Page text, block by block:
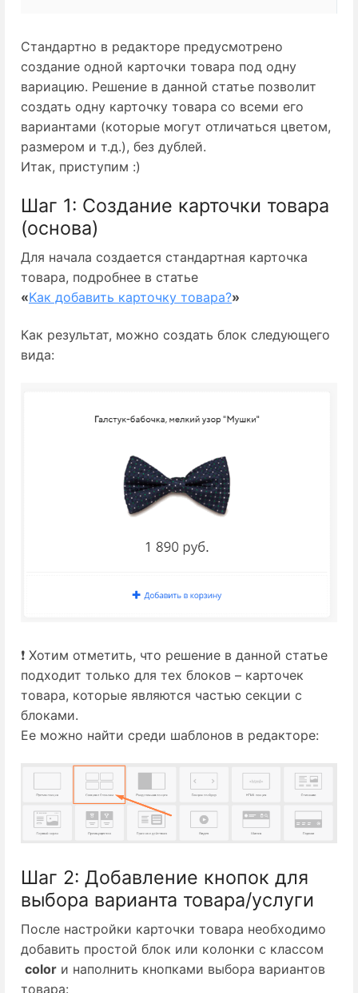
Стандартно в редакторе предусмотрено
создание одной карточки товара под одну
вариацию. Решение в данной статье позволит
создать одну карточку товара со всеми его
вариантами (которые могут отличаться цветом,
размером и т.д.), без дублей.
Итак, приступим :)
Шаг 1: Создание карточки товара
(основа)
Для начала создается стандартная карточка
товара, подробнее в статье
«Kак добавить карточку товара?»
Как результат, можно создать блок следующего
вида:
❗ Хотим отметить, что решение в данной статье
подходит только для тех блоков – карточек
товара, которые являются частью секции с
блоками.
Ее можно найти среди шаблонов в редакторе:
Шаг 2: Добавление кнопок для
выбора варианта товара/услуги
После настройки карточки товара необходимо
добавить простой блок или колонки с классом
color и наполнить кнопками выбора вариантов
товара: